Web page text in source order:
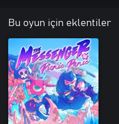
Bu oyun için eklentiler